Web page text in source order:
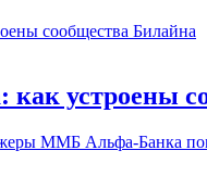
как устроены